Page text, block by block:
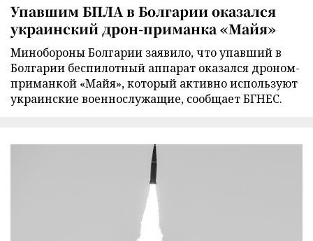
Упавшим БПЛА в Болгарии оказался
украинский дрон-приманка «Майя»
Минобороны Болгарии заявило, что упавший в
Болгарии беспилотный аппарат оказался дроном-
приманкой «Майя», который активно используют
украинские военнослужащие, сообщает БГНЕС.